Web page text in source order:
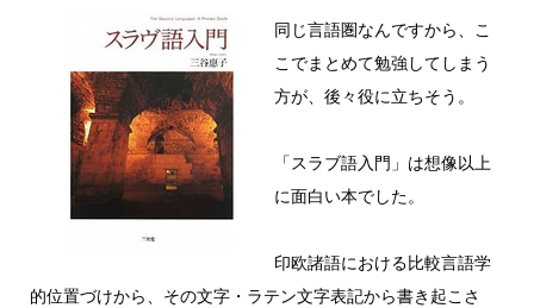
同じ言語圏なんですから、こ
こでまとめて勉強してしまう
方が、後々役に立ちそう。
「スラブ語入門」は想像以上
に面白い本でした。
印欧諸語における比較言語学
的位置づけから、その文字・ラテン文字表記から書き起こさ